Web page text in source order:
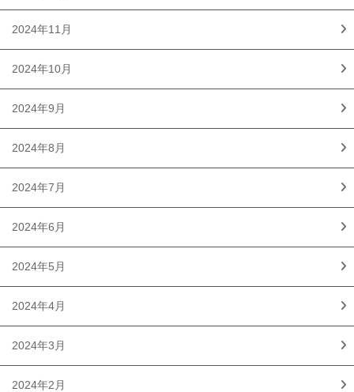
2024年11月
2024年10月
2024年9月
2024年8月
2024年7月
2024年6月
2024年5月
2024年4月
2024年3月
2024年2月